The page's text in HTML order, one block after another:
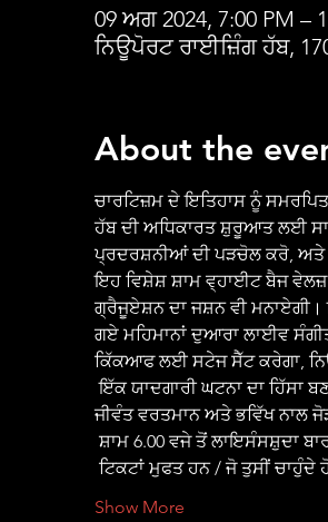
09 ਅਗ 2024, 7:00 PM –
ਨਿਊਪੋਰਟ ਰਾਈਜ਼ਿੰਗ ਹੱਬ,
About the
ਚਾਰਟਿਜ਼ਮ ਦੇ ਇਤਿਹਾਸ ਨੂੰ
ਹੱਬ ਦੀ ਅਧਿਕਾਰਤ ਸ਼ੁਰੂਆਤ ਲਈ
ਪ੍ਰਦਰਸ਼ਨੀਆਂ ਦੀ ਪੜਚੋਲ ਕਰੋ, ਅਤੇ
ਇਹ ਵਿਸ਼ੇਸ਼ ਸ਼ਾਮ ਵ੍ਹਾਈਟ ਬੈਜ ਵੇਲਜ਼
ਗ੍ਰੈਜੂਏਸ਼ਨ ਦਾ ਜਸ਼ਨ ਵੀ
ਗਏ ਮਹਿਮਾਨਾਂ ਦੁਆਰਾ ਲਾਈਵ
ਕਿੱਕਆਫ ਲਈ ਸਟੇਜ ਸੈੱਟ ਕਰੇਗਾ,
ਇੱਕ ਯਾਦਗਾਰੀ ਘਟਨਾ ਦਾ ਹਿੱਸਾ ਬਣਨ ਦੇ ਇਸ ਮੌਕੇ ਨੂੰ ਨਾ ਗੁਆਓ ਜੋ ਨਿਊਪੋਰਟ ਦੇ ਅਮੀਰ ਅਤੀਤ ਨੂੰ ਇਸਦੇ
ਜੀਵੰਤ ਵਰਤਮਾਨ ਅਤੇ ਭਵਿੱਖ ਨਾਲ
ਸ਼ਾਮ 6.00 ਵਜੇ ਤੋਂ ਲਾਇਸੰਸਸ਼ੁਦਾ
ਟਿਕਟਾਂ ਮੁਫਤ ਹਨ / ਜੋ ਤੁਸੀਂ
Show More